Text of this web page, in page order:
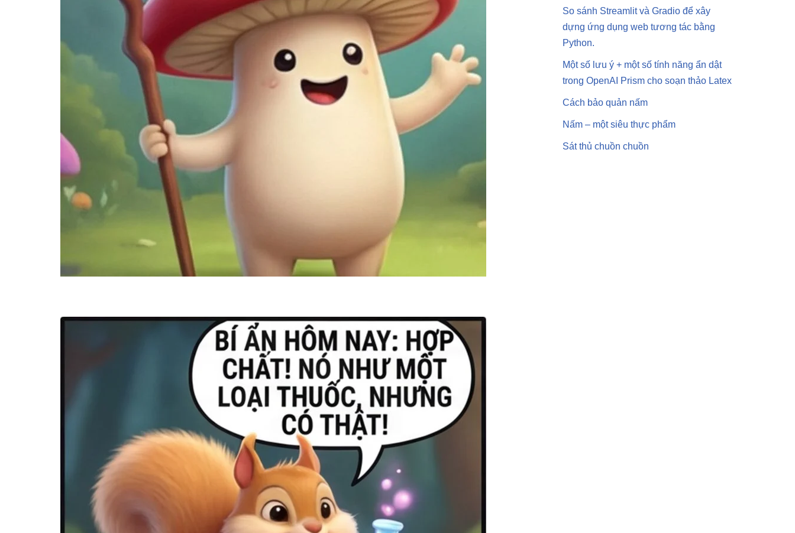
So sánh Streamlit và Gradio để xây
dựng ứng dụng web tương tác bằng
Python.
Một số lưu ý + một số tính năng ẩn dật
trong OpenAI Prism cho soạn thảo Latex
Cách bảo quản nấm
Nấm – một siêu thực phẩm
Sát thủ chuồn chuồn